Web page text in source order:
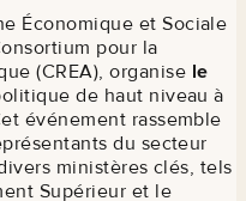
Économique et Sociale
pour la
(CREA), organise le
de haut niveau à
événement rassemble
du secteur
ministères clés, tels
Supérieur et le